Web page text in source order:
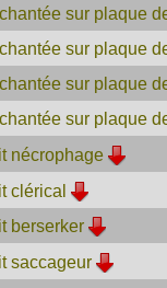
sur plaque
sur plaque
sur plaque
sur plaque
nécrophage
clérical
berserker
saccageur